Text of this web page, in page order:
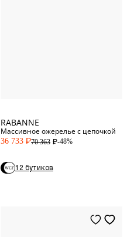
RABANNE
Массивное ожерелье с цепочкой
36 733 P70 363 P-48%
12 бутиков